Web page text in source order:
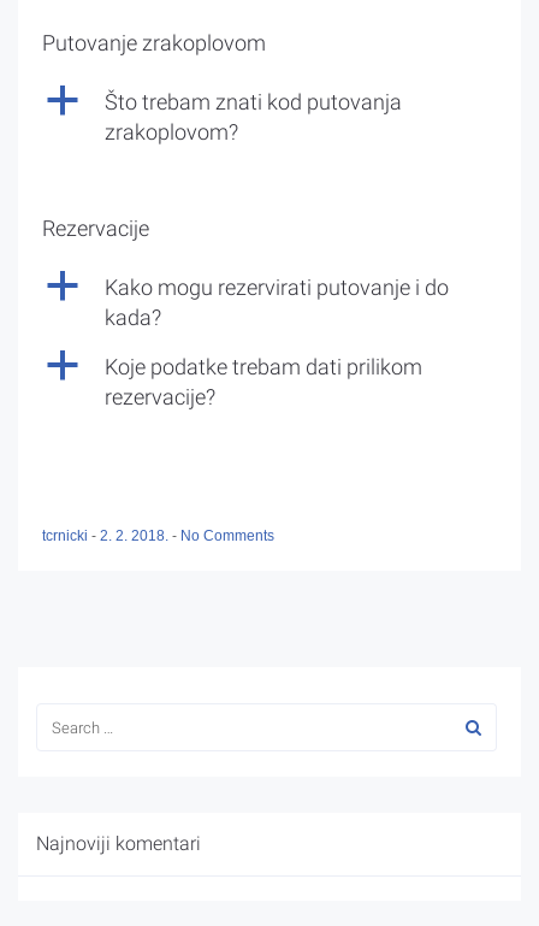
Putovanje zrakoplovom
a
Što trebam znati kod putovanja
zrakoplovom?
Rezervacije
a
Kako mogu rezervirati putovanje i do
kada?
a
Koje podatke trebam dati prilikom
rezervacije?
tcrnicki - 2. 2. 2018. - No Comments
Najnoviji komentari